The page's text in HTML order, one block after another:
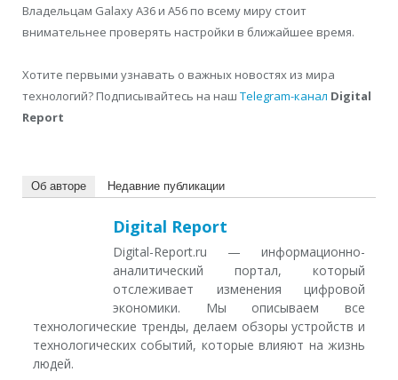
Владельцам Galaxy A36 и A56 по всему миру стоит
внимательнее проверять настройки в ближайшее время.
Хотите первыми узнавать о важных новостях из мира
технологий? Подписывайтесь на наш Telegram-канал Digital
Report
Об авторе Недавние публикации
Digital Report
Digital-Report.ru — информационно-
аналитический портал, который
отслеживает изменения цифровой
экономики. Мы описываем все
технологические тренды, делаем обзоры устройств и
технологических событий, которые влияют на жизнь
людей.